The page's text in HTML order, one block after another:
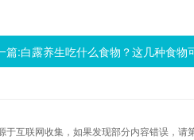
篇:白露养生吃什么食物？这几种食物
于互联网收集，如果发现部分内容错误，请